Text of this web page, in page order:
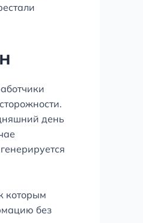
день
которым
без